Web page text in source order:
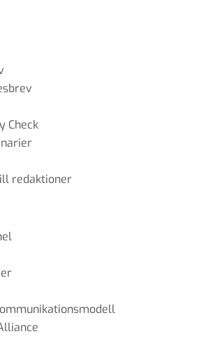
Check
redaktioner